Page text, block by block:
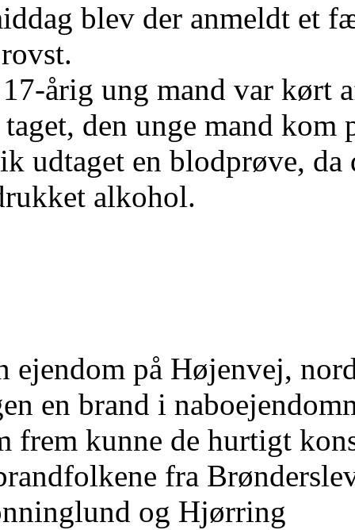
blev der anmeldt et
årig ung mand var kørt
den unge mand kom
udtaget en blodprøve, da
alkohol.
ejendom på Højenvej,
en brand i
frem kunne de hurtigt
fra
og Hjørring